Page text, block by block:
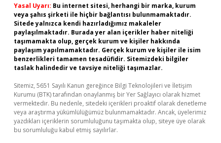
Yasal Uyarı: Bu internet sitesi, herhangi bir marka, kurum
veya şahıs şirketi ile hiçbir bağlantısı bulunmamaktadır.
Sitede yalnızca kendi hazırladığımız makaleler
paylaşılmaktadır. Burada yer alan içerikler haber niteliği
taşımamakta olup, gerçek kurum ve kişiler hakkında
paylaşım yapılmamaktadır. Gerçek kurum ve kişiler ile isim
benzerlikleri tamamen tesadüfidir. Sitemizdeki bilgiler
taslak halindedir ve tavsiye niteliği taşımazlar.
Sitemiz, 5651 Sayılı Kanun gereğince Bilgi Teknolojileri ve İletişim
Kurumu (BTK) tarafından onaylanmış bir Yer Sağlayıcı olarak hizmet
vermektedir. Bu nedenle, sitedeki içerikleri proaktif olarak denetleme
veya araştırma yükümlülüğümüz bulunmamaktadır. Ancak, üyelerimiz
yazdıkları içeriklerin sorumluluğunu taşımakta olup, siteye üye olarak
bu sorumluluğu kabul etmiş sayılırlar.